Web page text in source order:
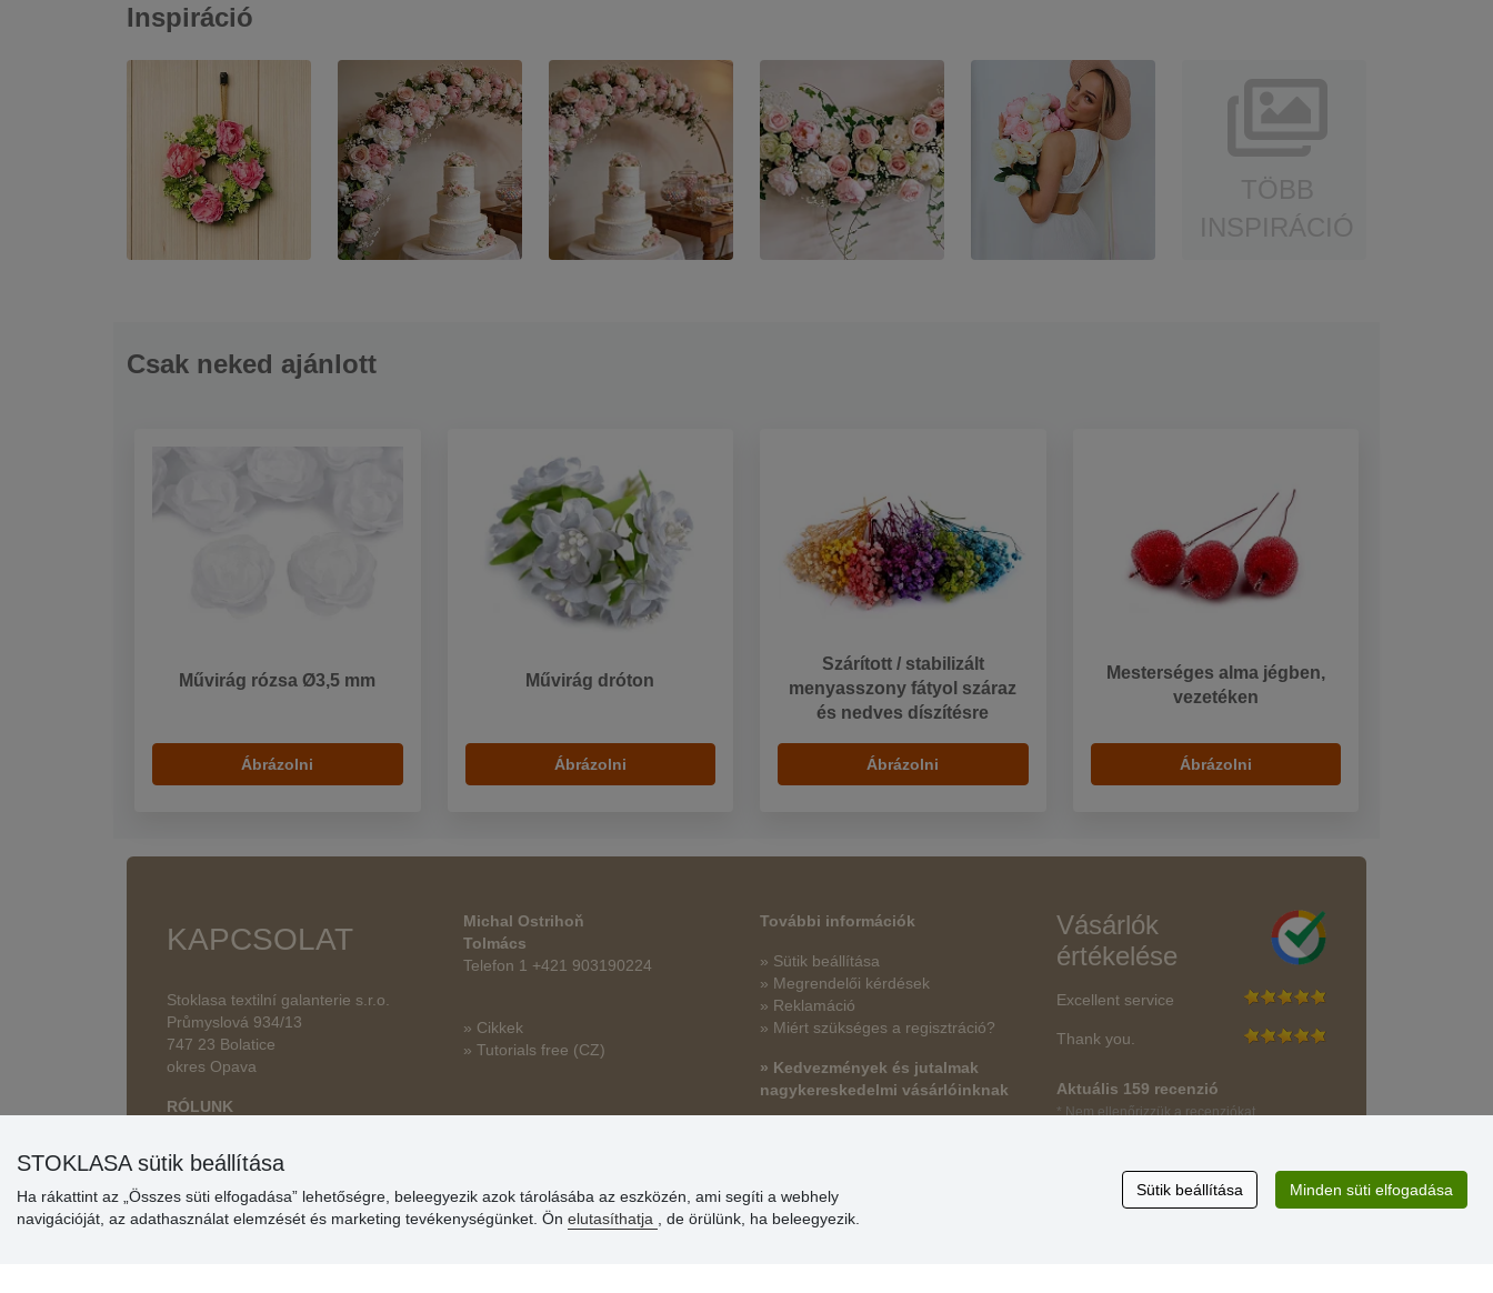
Inspiráció
Csak neked ajánlott
Művirág rózsa Ø3,5 mm
Ábrázolni
Művirág dróton
Ábrázolni
Szárított / stabilizált
menyasszony fátyol száraz
és nedves díszítésre
Ábrázolni
Mesterséges alma jégben,
vezetéken
Ábrázolni
KAPCSOLAT
Stoklasa textilní galanterie s.r.o.
Průmyslová 934/13
747 23 Bolatice
okres Opava
RÓLUNK
Michal Ostrihoň
Tolmács
Telefon 1 +421 903190224
» Cikkek
» Tutorials free (CZ)
További információk
» Sütik beállítása
» Megrendelői kérdések
» Reklamáció
» Miért szükséges a regisztráció?
» Kedvezmények és jutalmak
nagykereskedelmi vásárlóinknak
Vásárlók
értékelése
Excellent service
Thank you.
Aktuális 159 recenzió
* Nem ellenőrizzük a recenziókat
STOKLASA sütik beállítása
Ha rákattint az „Összes süti elfogadása” lehetőségre, beleegyezik azok tárolásába az eszközén, ami segíti a webhely
navigációját, az adathasználat elemzését és marketing tevékenységünket. Ön elutasíthatja , de örülünk, ha beleegyezik.
Sütik beállítása Minden süti elfogadása